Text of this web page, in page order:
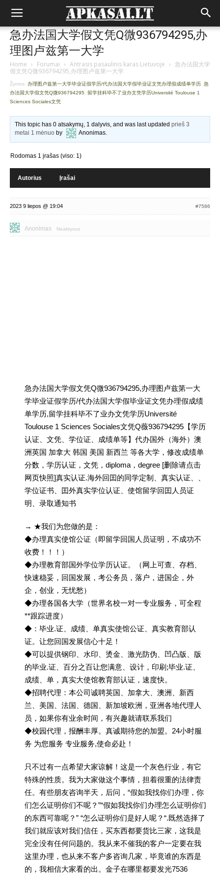
急办法国大学假文凭Q微936794295,办
理图卢兹第一大学
Home › Forumai › Antrasis pasaulinis karas Lietuvoje › 急办法国大学
假文凭Q微936794295,办理图卢兹第一大学
Žymos: 办理图卢兹第一大学毕业证假学历/代办法国大学假毕业证文凭办理假成绩单学历 急
办法国大学假文凭Q微936794295
留学挂科毕不了业办文凭学历Université Toulouse 1
Sciences Sociales文凭
This topic has 0 atsakymų, 1 dalyvis, and was last updatedprieš 3
metai 1 mėnuo by Anonimas.
Rodomas 1 įrašas (viso: 1)
Autorius Įrašai
2023 9 liepos @ 19:04 #7586
Anonimas Neaktyvus
急办法国大学假文凭Q微936794295,办理图卢兹第一大
学毕业证假学历/代办法国大学假毕业证文凭办理假成绩
单学历,留学挂科毕不了业办文凭学历Université
Toulouse 1 Sciences Sociales文凭Q薇936794295【学历
认证、文凭、学位证、成绩单等】代办国外（海外）澳
洲英国 加拿大 韩国 美国 新西兰 等各大学，修改成绩单
分数，学历认证，文凭，diploma，degree [删除请点击
网页快照]真实认证.海外回囯的同学定制、真实认证、、
学位证书、囯外真实学位认证、使馆留学回囯人员证
明、录取通知书
→ ★我们为您做的是：
◆办理真实使馆公证（即留学回国人员证明，不成功不
收费！！！）
◆办理教育部国外学位学历认证。（网上可查、存档、
快速稳妥，回国发展，考公务员，落户，进国企，外
企，创业，无忧愁）
◆办理各国各大学（世界名校一对一专业服务，可全程
**跟踪进度）
◆：毕业.证、成绩、单真实使馆公证、真实教育部认
证。让您回国发展信心十足！
◆可以提供钢印、水印、烫金、激光防伪、凹凸版、版
的毕业.证、百分之百让您满意、设计，印刷;毕业.证、
成绩、单，真实大使馆教育部认证，速度快。
◆招聘代理：本公司诚聘英国、加拿大、澳洲、新西
兰、美国、法国、德国、新加坡欧洲，亚洲各地代理人
员，如果你有业余时间，有兴趣就请联系我们
◆校园代理，报酬丰厚。真诚期待您的加盟。24小时服
务 为您服务 专业服务,使命必赴！
只不过有一点希望大家谅解！这是一个灰色行业，有它
特殊的性质。我为大家做这个事情，担着很重的法律责
任。有些朋友咨询半天，后问，“假如我找你们办理，你
们怎么证明你们不呢？”“假如我找你们办理怎么证明你们
的东西可靠呢？” “怎么证明你们是好人呢？“.既然选择了
我们就应该对我们信任，买东西都要货比三家，这我是
完全没有任何问题的。我从来不催我的客户一定要在我
这里办理，也从来不客户多咨询几家，毕竟谁的东西是
的，我相信大家看的出。金子在哪里都要发光7536